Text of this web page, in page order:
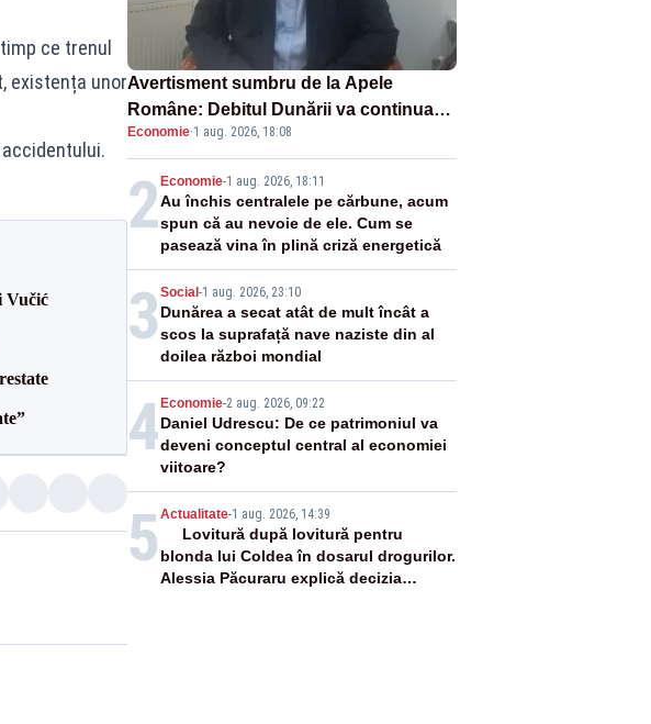
ce trenul
existența unor
Vučić
Avertisment sumbru de la Apele
Române: Debitul Dunării va continua
să scadă. Cernavodă s-ar putea închide
în 4 zile
Economie·1 aug. 2026, 18:08
2 Economie-1 aug. 2026, 18:11
Au închis centralele pe cărbune, acum
spun că au nevoie de ele. Cum se
pasează vina în plină criză energetică
3 Social -1 aug. 2026, 23:10
Dunărea a secat atât de mult încât a
scos la suprafață nave naziste din al
doilea război mondial
4 Economie-2 aug. 2026, 09:22
Daniel Udrescu: De ce patrimoniul va
deveni conceptul central al economiei
viitoare?
5 Actualitate-1 aug. 2026, 14:39
Lovitură după lovitură pentru
blonda lui Coldea în dosarul drogurilor.
Alessia Păcuraru explică decizia